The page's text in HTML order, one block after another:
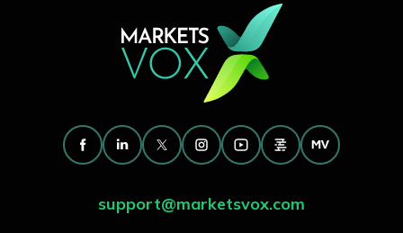
support@marketsvox.com